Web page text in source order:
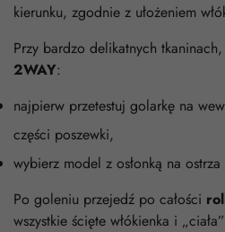
kierunku, zgodnie z ułożeniem
Przy bardzo delikatnych
2WAY:
najpierw przetestuj golarkę na
części poszewki,
wybierz model z osłonką na
Po goleniu przejedź po całości
wszystkie ścięte włókienka i